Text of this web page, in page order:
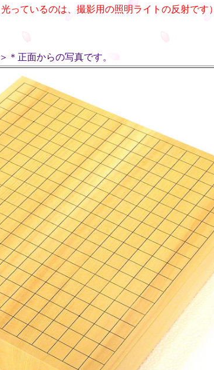
っているのは、撮影用の照明ライトの反射です）
＊正面からの写真です。